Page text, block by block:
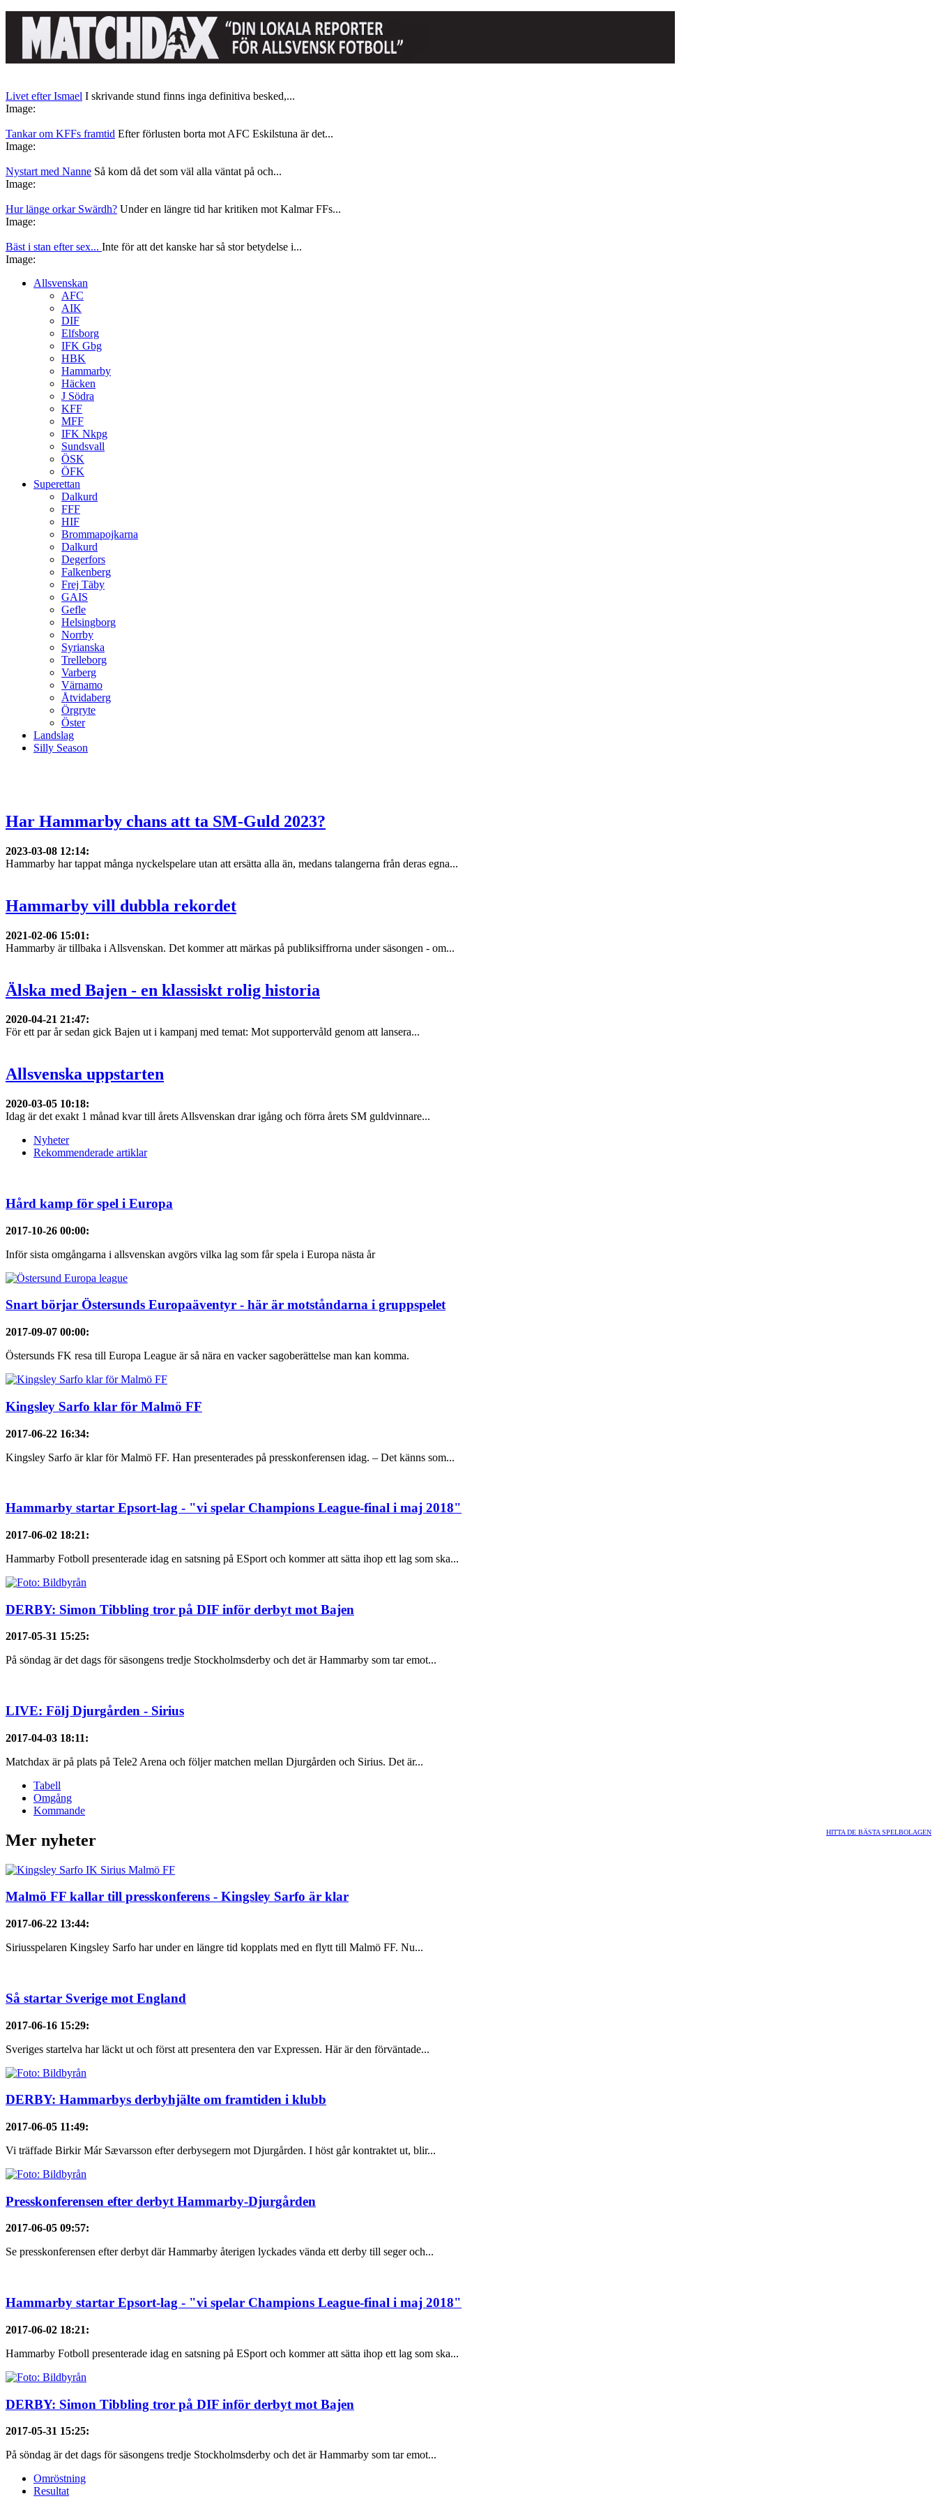
Livet efter Ismael I skrivande stund finns inga definitiva besked,...
Image:
Tankar om KFFs framtid Efter förlusten borta mot AFC Eskilstuna är det...
Image:
Nystart med Nanne Så kom då det som väl alla väntat på och...
Image:
Hur länge orkar Swärdh? Under en längre tid har kritiken mot Kalmar FFs...
Image:
Bäst i stan efter sex... Inte för att det kanske har så stor betydelse i...
Image:
Allsvenskan
AFC
AIK
DIF
Elfsborg
IFK Gbg
HBK
Hammarby
Häcken
J Södra
KFF
MFF
IFK Nkpg
Sundsvall
ÖSK
ÖFK
Superettan
Dalkurd
FFF
HIF
Brommapojkarna
Dalkurd
Degerfors
Falkenberg
Frej Täby
GAIS
Gefle
Helsingborg
Norrby
Syrianska
Trelleborg
Varberg
Värnamo
Åtvidaberg
Örgryte
Öster
Landslag
Silly Season
Har Hammarby chans att ta SM-Guld 2023?
2023-03-08 12:14:
Hammarby har tappat många nyckelspelare utan att ersätta alla än, medans talangerna från deras egna...
Hammarby vill dubbla rekordet
2021-02-06 15:01:
Hammarby är tillbaka i Allsvenskan. Det kommer att märkas på publiksiffrorna under säsongen - om...
Älska med Bajen - en klassiskt rolig historia
2020-04-21 21:47:
För ett par år sedan gick Bajen ut i kampanj med temat: Mot supportervåld genom att lansera...
Allsvenska uppstarten
2020-03-05 10:18:
Idag är det exakt 1 månad kvar till årets Allsvenskan drar igång och förra årets SM guldvinnare...
Nyheter
Rekommenderade artiklar
Hård kamp för spel i Europa
2017-10-26 00:00:
Inför sista omgångarna i allsvenskan avgörs vilka lag som får spela i Europa nästa år
Snart börjar Östersunds Europaäventyr - här är motståndarna i gruppspelet
2017-09-07 00:00:
Östersunds FK resa till Europa League är så nära en vacker sagoberättelse man kan komma.
Kingsley Sarfo klar för Malmö FF
2017-06-22 16:34:
Kingsley Sarfo är klar för Malmö FF. Han presenterades på presskonferensen idag. – Det känns som...
Hammarby startar Epsort-lag - "vi spelar Champions League-final i maj 2018"
2017-06-02 18:21:
Hammarby Fotboll presenterade idag en satsning på ESport och kommer att sätta ihop ett lag som ska...
DERBY: Simon Tibbling tror på DIF inför derbyt mot Bajen
2017-05-31 15:25:
På söndag är det dags för säsongens tredje Stockholmsderby och det är Hammarby som tar emot...
LIVE: Följ Djurgården - Sirius
2017-04-03 18:11:
Matchdax är på plats på Tele2 Arena och följer matchen mellan Djurgården och Sirius. Det är...
Tabell
Omgång
Kommande
HITTA DE BÄSTA SPELBOLAGEN
Mer nyheter
Malmö FF kallar till presskonferens - Kingsley Sarfo är klar
2017-06-22 13:44:
Siriusspelaren Kingsley Sarfo har under en längre tid kopplats med en flytt till Malmö FF. Nu...
Så startar Sverige mot England
2017-06-16 15:29:
Sveriges startelva har läckt ut och först att presentera den var Expressen. Här är den förväntade...
DERBY: Hammarbys derbyhjälte om framtiden i klubb
2017-06-05 11:49:
Vi träffade Birkir Már Sævarsson efter derbysegern mot Djurgården. I höst går kontraktet ut, blir...
Presskonferensen efter derbyt Hammarby-Djurgården
2017-06-05 09:57:
Se presskonferensen efter derbyt där Hammarby återigen lyckades vända ett derby till seger och...
Hammarby startar Epsort-lag - "vi spelar Champions League-final i maj 2018"
2017-06-02 18:21:
Hammarby Fotboll presenterade idag en satsning på ESport och kommer att sätta ihop ett lag som ska...
DERBY: Simon Tibbling tror på DIF inför derbyt mot Bajen
2017-05-31 15:25:
På söndag är det dags för säsongens tredje Stockholmsderby och det är Hammarby som tar emot...
Omröstning
Resultat